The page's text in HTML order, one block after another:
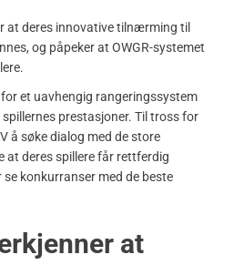
at deres innovative tilnærming til
og påpeker at OWGR-systemet
et uavhengig rangeringssystem
prestasjoner. Til tross for
å søke dialog med de store
at deres spillere får rettferdig
konkurranser med de beste
at